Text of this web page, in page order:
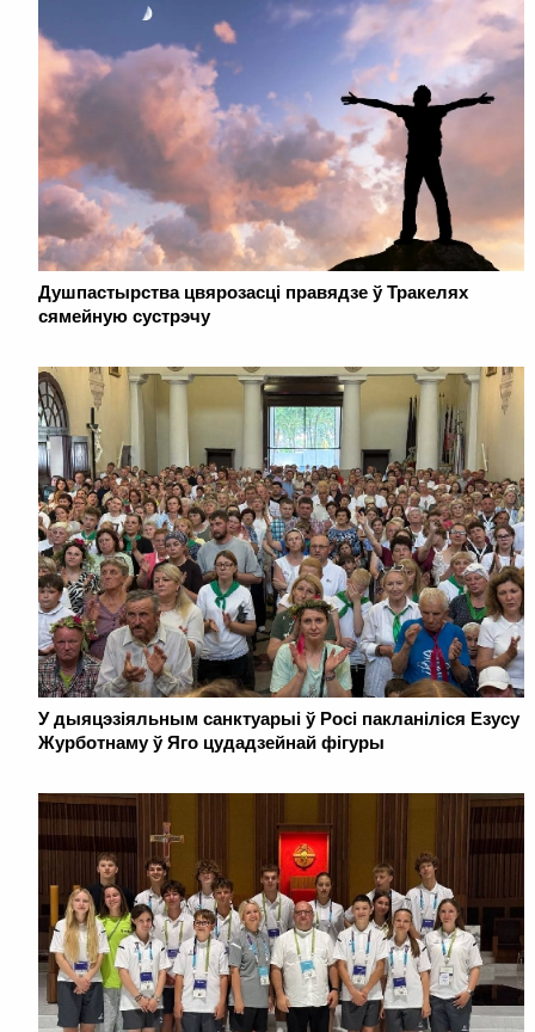
Душпастырства цвярозасці правядзе ў Тракелях
сямейную сустрэчу
У дыяцэзіяльным санктуарыі ў Росі пакланіліся Езусу
Журботнаму ў Яго цудадзейнай фігуры